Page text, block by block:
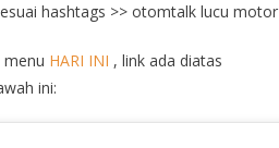
hashtags >> otomtalk lucu motor
menu HARI INI , link ada diatas
ini: